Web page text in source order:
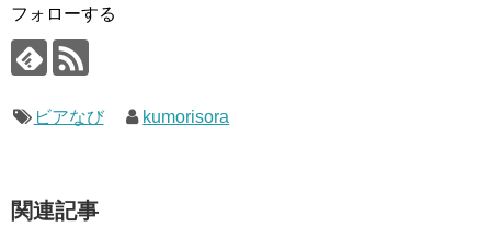
フォローする
ビアなび kumorisora
関連記事